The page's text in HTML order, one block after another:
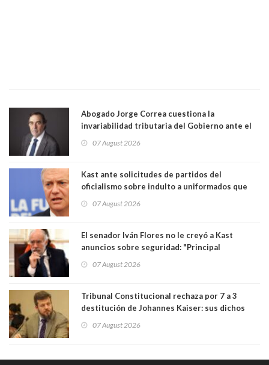
Abogado Jorge Correa cuestiona la
invariabilidad tributaria del Gobierno ante el
democracia” y "defendemos la alternancia en el
07 August 2026
Kast ante solicitudes de partidos del
oficialismo sobre indulto a uniformados que
07 August 2026
El senador Iván Flores no le creyó a Kast
anuncios sobre seguridad: "Principal
perseguir ruta del dinero y levantar secreto
07 August 2026
Tribunal Constitucional rechaza por 7 a 3
destitución de Johannes Kaiser: sus dichos
justicia constitucional porque no es diputado
07 August 2026